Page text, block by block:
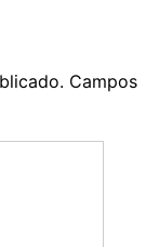
Campos